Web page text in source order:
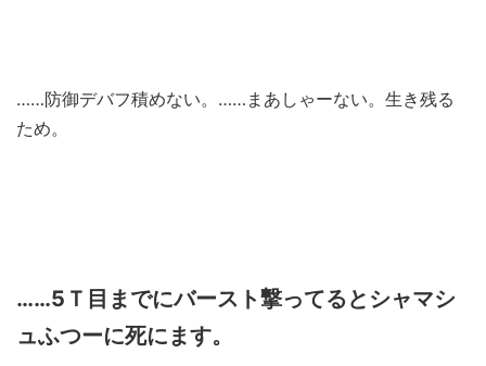
……防御デバフ積めない。……まあしゃーない。生き残る
ため。
……5Ｔ目までにバースト撃ってるとシャマシ
ュふつーに死にます。